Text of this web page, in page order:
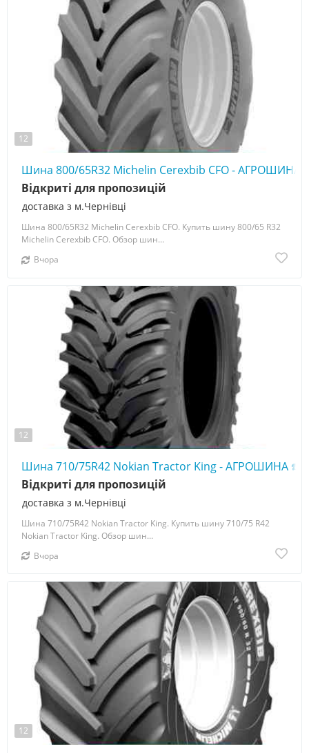
12
Шина 800/65R32 Michelin Cerexbib CFO - АГРОШИНА
доставка з м.Чернівці
Відкриті для пропозицій
Шина 800/65R32 Michelin Cerexbib CFO. Купить шину 800/65 R32
Michelin Cerexbib CFO. Обзор шин...
Вчора
12
Шина 710/75R42 Nokian Tractor King - АГРОШИНА ☎️
доставка з м.Чернівці
Відкриті для пропозицій
Шина 710/75R42 Nokian Tractor King. Купить шину 710/75 R42
Nokian Tractor King. Обзор шин...
Вчора
12